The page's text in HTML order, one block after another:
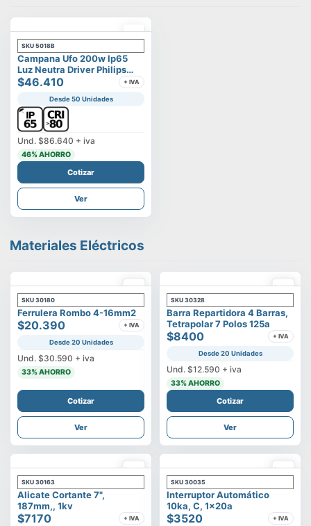
SKU 5018B
Campana Ufo 200w Ip65
Luz Neutra Driver Philips
Modelo Eltanin
$46.410 + IVA
Desde 50 Unidades
Und. $86.640 + iva
46% AHORRO
Cotizar
Ver
Materiales Eléctricos
SKU 30180
Ferrulera Rombo 4-16mm2
$20.390 + IVA
Desde 20 Unidades
Und. $30.590 + iva
33% AHORRO
Cotizar
Ver
SKU 30328
Barra Repartidora 4 Barras,
Tetrapolar 7 Polos 125a
$8400 + IVA
Desde 20 Unidades
Und. $12.590 + iva
33% AHORRO
Cotizar
Ver
SKU 30163
Alicate Cortante 7",
187mm,, 1kv
$7170 + IVA
SKU 30035
Interruptor Automático
10ka, C, 1x20a
$3520 + IVA